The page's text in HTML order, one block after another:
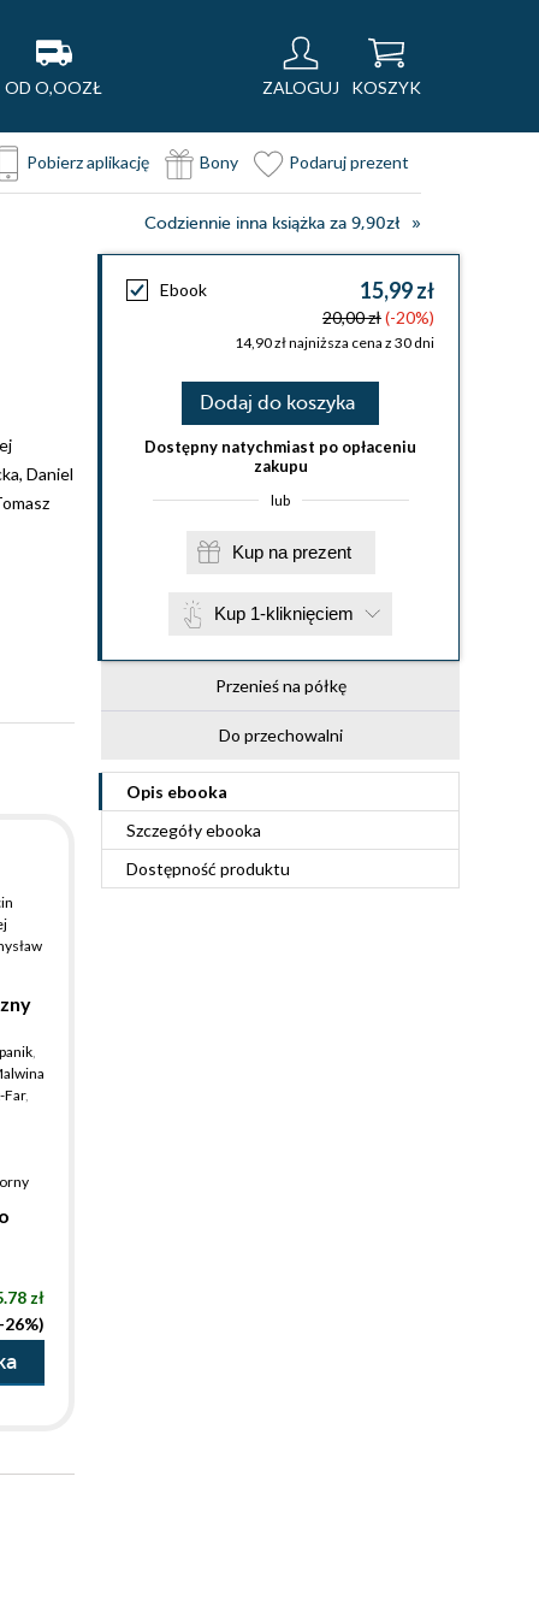
OD O,OOZŁ ZALOGUJ KOSZYK
Pobierz aplikację Bony Podaruj prezent
Codziennie inna książka za 9,90zł
, Daniel
Ebook 15,99 zł
20,00 zł(-20%)
14,90 zł najniższa cena z 30 dni
Dodaj do koszyka
Dostępny natychmiast po opłaceniu
zakupu
lub
Kup na prezent
Kup 1-kliknięciem
Przenieś na półkę
Do przechowalni
Opis ebooka
Szczegółyebooka
Dostępność produktu
,
Far,
zł
26%)